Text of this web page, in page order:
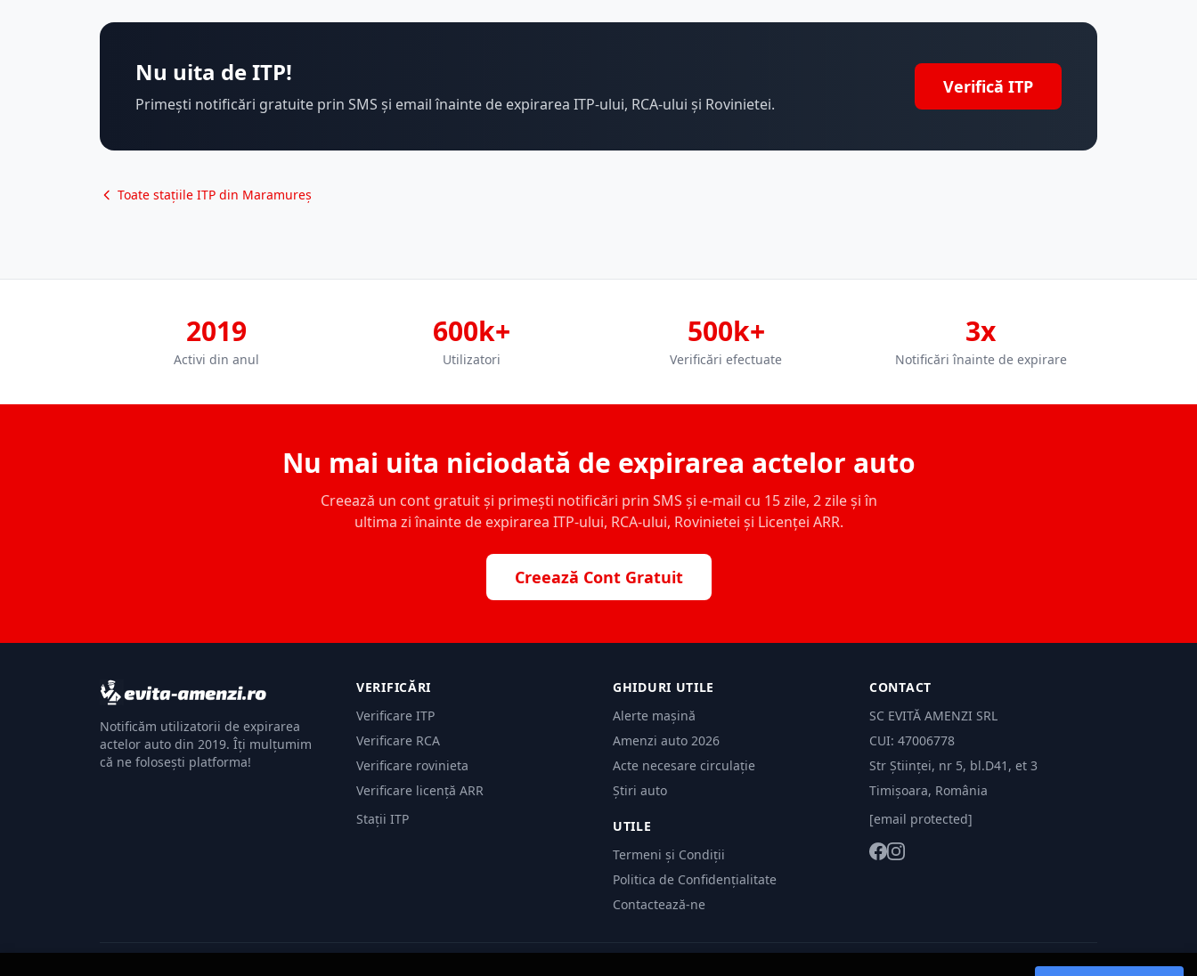
Nu uita de ITP!
Primești notificări gratuite prin SMS și email înainte de expirarea ITP-ului, RCA-ului și Rovinietei.
Verifică ITP
Toate stațiile ITP din Maramureș
2019
Activi din anul
600k+
Utilizatori
500k+
Verificări efectuate
3x
Notificări înainte de expirare
Nu mai uita niciodată de expirarea actelor auto
Creează un cont gratuit și primești notificări prin SMS și e-mail cu 15 zile, 2 zile și în
ultima zi înainte de expirarea ITP-ului, RCA-ului, Rovinietei și Licenței ARR.
Creează Cont Gratuit
Notificăm utilizatorii de expirarea
actelor auto din 2019. Îți mulțumim
că ne folosești platforma!
VERIFICĂRI
Verificare ITP
Verificare RCA
Verificare rovinieta
Verificare licență ARR
Stații ITP
GHIDURI UTILE
Alerte mașină
Amenzi auto 2026
Acte necesare circulație
Știri auto
UTILE
Termeni și Condiții
Politica de Confidențialitate
Contactează-ne
CONTACT
SC EVITĂ AMENZI SRL
CUI: 47006778
Str Științei, nr 5, bl.D41, et 3
Timișoara, România
[email protected]